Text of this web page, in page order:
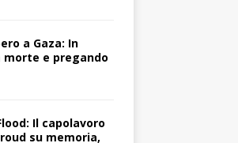
a Gaza: In
e pregando
Il capolavoro
su memoria,